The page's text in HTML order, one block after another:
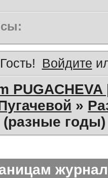
Войдите
»
(разные